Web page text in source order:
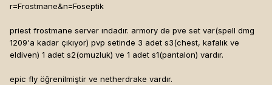
r=Frostmane&n=Foseptik
priest frostmane server ındadır. armory de pve set var(spell dmg
1209'a kadar çıkıyor) pvp setinde 3 adet s3(chest, kafalık ve
eldiven) 1 adet s2(omuzluk) ve 1 adet s1(pantalon) vardır.
epic fly öğrenilmiştir ve netherdrake vardır.